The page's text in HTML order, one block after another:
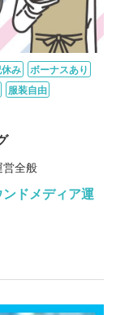
み
ボーナスあり
服装自由
営全般
ドメディア運